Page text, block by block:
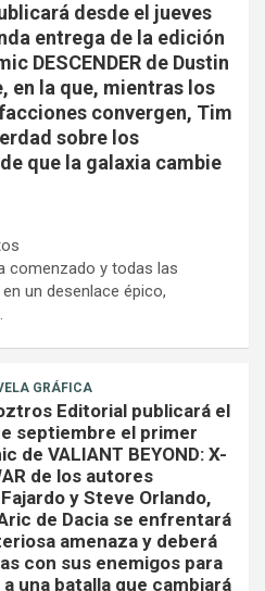
desde el jueves
entrega de la edición
DESCENDER de Dustin
en la que, mientras los
convergen, Tim
sobre los
que la galaxia cambie
comenzado y todas las
un desenlace épico,
GRÁFICA
Editorial publicará el
septiembre el primer
de VALIANT BEYOND: X-
de los autores
y Steve Orlando,
de Dacia se enfrentará
amenaza y deberá
con sus enemigos para
una batalla que cambiará